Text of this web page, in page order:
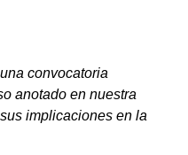
convocatoria
anotado en nuestra
implicaciones en la